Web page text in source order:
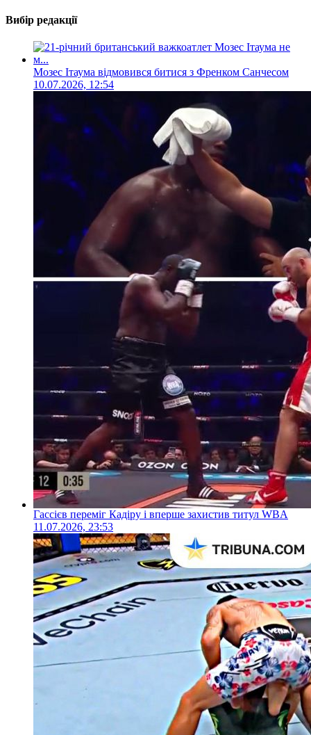
Вибір редакції
Мозес Ітаума відмовився битися з Френком Санчесом
10.07.2026, 12:54
Гассієв переміг Кадіру і вперше захистив титул WBA
11.07.2026, 23:53